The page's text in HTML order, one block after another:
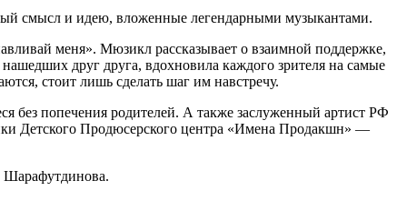
смысл и идею, вложенные легендарными музыкантами.
меня». Мюзикл рассказывает о взаимной поддержке,
друг друга, вдохновила каждого зрителя на самые
стоит лишь сделать шаг им навстречу.
без попечения родителей. А также заслуженный артист РФ
Детского Продюсерского центра «Имена Продакшн» —
Шарафутдинова.